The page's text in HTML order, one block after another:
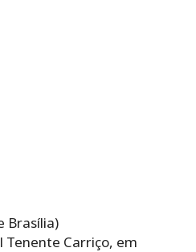
Brasília)
Tenente Carriço, em